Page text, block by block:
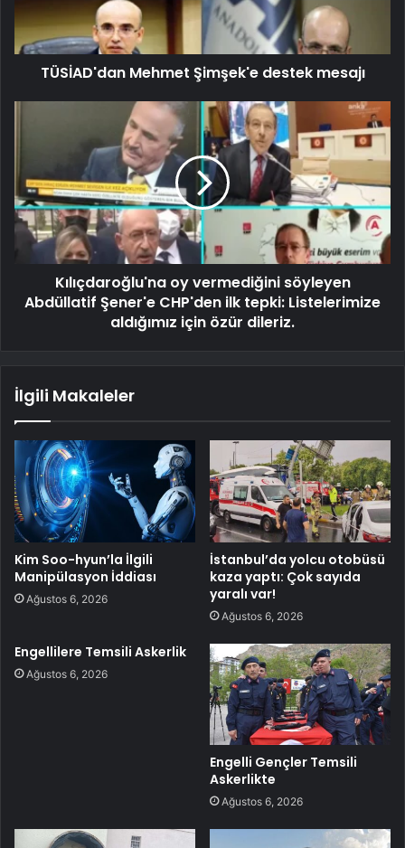
TÜSİAD'dan Mehmet Şimşek'e destek mesajı
Kılıçdaroğlu'na oy vermediğini söyleyen
Abdüllatif Şener'e CHP'den ilk tepki: Listelerimize
aldığımız için özür dileriz.
İlgili Makaleler
Kim Soo-hyun’la İlgili
Manipülasyon İddiası
Ağustos 6, 2026
İstanbul’da yolcu otobüsü
kaza yaptı: Çok sayıda
yaralı var!
Ağustos 6, 2026
Engellilere Temsili Askerlik
Ağustos 6, 2026
Engelli Gençler Temsili
Askerlikte
Ağustos 6, 2026